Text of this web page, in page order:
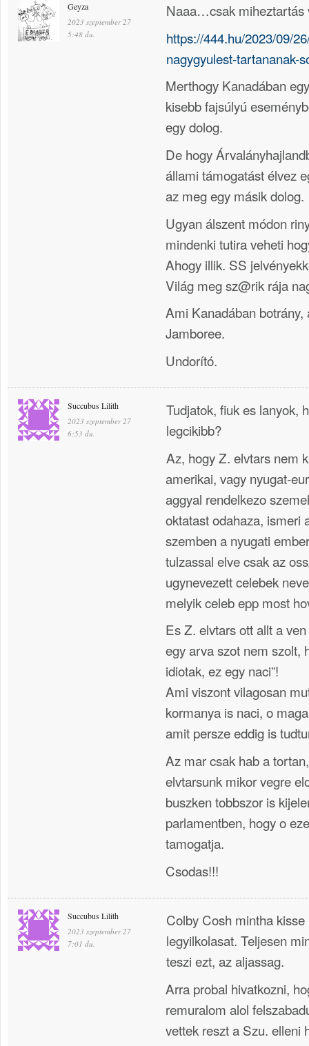
Geyza
2023 szeptember 27
5:48 du.
Naaa…csak miheztartás
https://444.hu/2023/09/
nagygyulest-tartananak-
Merthogy Kanadában
kisebb fajsúlyú
egy dolog.
De hogy
állami támogatást élvez
az meg egy másik dolog.
Ugyan álszent módon
mindenki tutira veheti
Ahogy illik. SS
Világ meg sz@rik rája
Ami Kanadában
Jamboree.
Undorító.
Succubus Lilith
2023 szeptember 27
6:53 du.
Tudjatok, fiuk es lanyok,
legcikibb?
Az, hogy Z. elvtars nem
amerikai, vagy nyugat-
aggyal rendelkezo
oktatast odahaza, ismeri
szemben a nyugati
tulzassal elve csak az
ugynevezett celebek
melyik celeb epp most
Es Z. elvtars ott allt a
egy arva szot nem szolt,
idiotak, ez egy naci”!
Ami viszont vilagosan
kormanya is naci, o
amit persze eddig is
Az mar csak hab a
elvtarsunk mikor vegre
buszken tobbszor is
parlamentben, hogy o
tamogatja.
Csodas!!!
Succubus Lilith
2023 szeptember 27
7:01 du.
Colby Cosh mintha
legyilkolasat. Teljesen
teszi ezt, az aljassag.
Arra probal hivatkozni,
remuralom alol
vettek reszt a Szu. elleni